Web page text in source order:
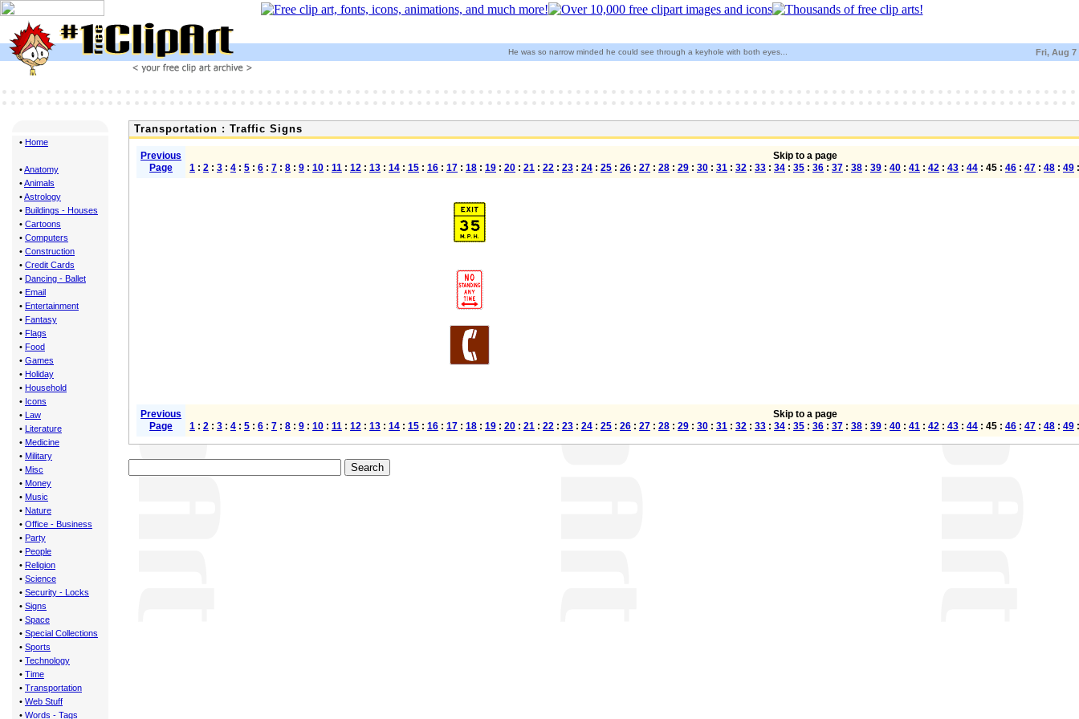
He was so narrow minded he could see through a keyhole with both eyes... Fri, Aug 7
• Home
•Anatomy
•Animals
•Astrology
• Buildings - Houses
• Cartoons
• Computers
• Construction
• Credit Cards
• Dancing - Ballet
• Email
• Entertainment
• Fantasy
• Flags
• Food
• Games
• Holiday
• Household
• Icons
• Law
• Literature
• Medicine
• Military
• Misc
• Money
• Music
• Nature
• Office - Business
• Party
• People
• Religion
• Science
• Security - Locks
• Signs
• Space
• Special Collections
• Sports
• Technology
• Time
• Transportation
• Web Stuff
• Words - Tags
Transportation : Traffic Signs
Previous
Page
Skip to a page
1 : 2 : 3 : 4 : 5 : 6 : 7 : 8 : 9 : 10 : 11 : 12 : 13 : 14 : 15 : 16 : 17 : 18 : 19 : 20 : 21 : 22 : 23 : 24 : 25 : 26 : 27 : 28 : 29 : 30 : 31 : 32 : 33 : 34 : 35 : 36 : 37 : 38 : 39 : 40 : 41 : 42 : 43 : 44 : 45 : 46 : 47 : 48 : 49
Previous
Page
Skip to a page
1 : 2 : 3 : 4 : 5 : 6 : 7 : 8 : 9 : 10 : 11 : 12 : 13 : 14 : 15 : 16 : 17 : 18 : 19 : 20 : 21 : 22 : 23 : 24 : 25 : 26 : 27 : 28 : 29 : 30 : 31 : 32 : 33 : 34 : 35 : 36 : 37 : 38 : 39 : 40 : 41 : 42 : 43 : 44 : 45 : 46 : 47 : 48 : 49